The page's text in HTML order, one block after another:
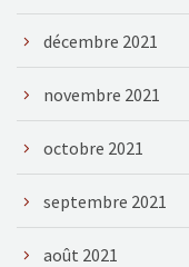
décembre 2021
novembre 2021
octobre 2021
septembre 2021
août 2021